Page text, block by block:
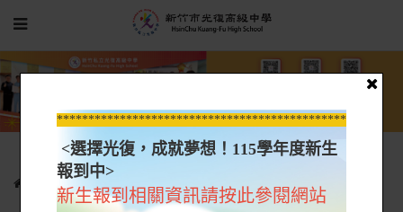
光復新聞 各科活動花絮 活動花絮-觀光餐飲群
*****************************************************
<選擇光復，成就夢想！115學年度新生
報到中>
新生報到相關資訊請按此參閱網站